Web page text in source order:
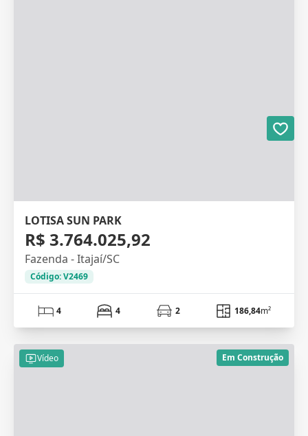
LOTISA SUN PARK
R$ 3.764.025,92
Fazenda - Itajaí/SC
Código: V2469
4 4 2 186,84m²
Vídeo Em Construção